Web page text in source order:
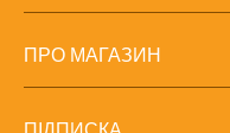
ПРО МАГАЗИН